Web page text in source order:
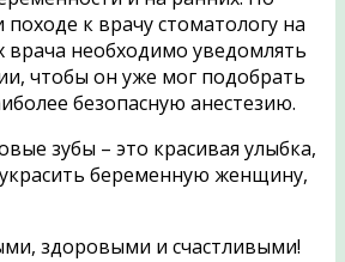
к врачу стоматологу на
врача необходимо уведомлять
чтобы он уже мог подобрать
безопасную анестезию.
зубы – это красивая улыбка,
беременную женщину,
здоровыми и счастливыми!